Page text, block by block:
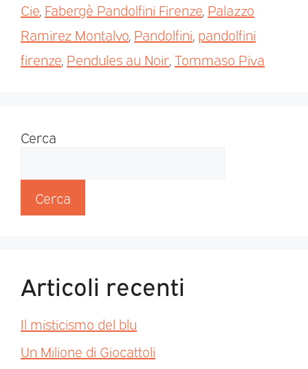
Cie, Fabergè Pandolfini Firenze, Palazzo
Ramirez Montalvo, Pandolfini, pandolfini
firenze, Pendules au Noir,Tommaso Piva
Cerca
Cerca
Articoli recenti
Il misticismo del blu
Un Milione di Giocattoli